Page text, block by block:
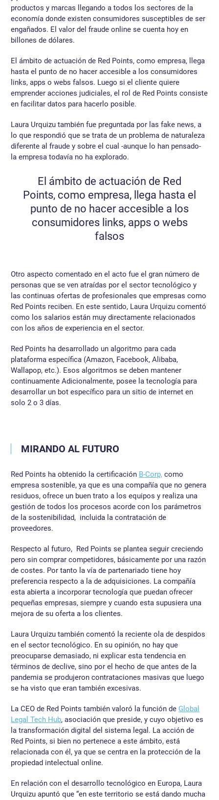
productos y marcas llegando a todos los sectores de la
economía donde existen consumidores susceptibles de ser
engañados. El valor del fraude online se cuenta hoy en
billones de dólares.
El ámbito de actuación de Red Points, como empresa, llega
hasta el punto de no hacer accesible a los consumidores
links, apps o webs falsos. Luego si el cliente quiere
emprender acciones judiciales, el rol de Red Points consiste
en facilitar datos para hacerlo posible.
Laura Urquizu también fue preguntada por las fake news, a
lo que respondió que se trata de un problema de naturaleza
diferente al fraude y sobre el cual -aunque lo han pensado-
la empresa todavía no ha explorado.
El ámbito de actuación de Red
Points, como empresa, llega hasta el
punto de no hacer accesible a los
consumidores links, apps o webs
falsos
Otro aspecto comentado en el acto fue el gran número de
personas que se ven atraídas por el sector tecnológico y
las continuas ofertas de profesionales que empresas como
Red Points reciben. En este sentido, Laura Urquizu comentó
como los salarios están muy directamente relacionados
con los años de experiencia en el sector.
Red Points ha desarrollado un algoritmo para cada
plataforma específica (Amazon, Facebook, Alibaba,
Wallapop, etc.). Esos algoritmos se deben mantener
continuamente Adicionalmente, posee la tecnología para
desarrollar un bot específico para un sitio de internet en
solo 2 o 3 días.
MIRANDO AL FUTURO
Red Points ha obtenido la certificación B-Corp, como
empresa sostenible, ya que es una compañía que no genera
residuos, ofrece un buen trato a los equipos y realiza una
gestión de todos los procesos acorde con los parámetros
de la sostenibilidad, incluida la contratación de
proveedores.
Respecto al futuro, Red Points se plantea seguir creciendo
pero sin comprar competidores, básicamente por una razón
de costes. Por tanto la vía de partenariado tiene hoy
preferencia respecto a la de adquisiciones. La compañía
esta abierta a incorporar tecnología que puedan ofrecer
pequeñas empresas, siempre y cuando esta supusiera una
mejora de su oferta a los clientes.
Laura Urquizu también comentó la reciente ola de despidos
en el sector tecnológico. En su opinión, no hay que
preocuparse demasiado, ni explicar esta tendencia en
términos de declive, sino por el hecho de que antes de la
pandemia se produjeron contrataciones masivas que luego
se ha visto que eran también excesivas.
La CEO de Red Points también valoró la función de Global
Legal Tech Hub, asociación que preside, y cuyo objetivo es
la transformación digital del sistema legal. La acción de
Red Points, si bien no pertenece a este ámbito, está
relacionada con él, ya que se centra en la protección de la
propiedad intelectual online.
En relación con el desarrollo tecnológico en Europa, Laura
Urquizu apuntó que “en este territorio se está dando mucha